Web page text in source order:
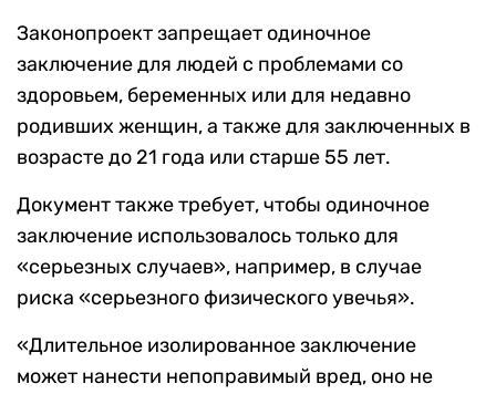
Законопроект запрещает одиночное
заключение для людей с проблемами со
здоровьем, беременных или для недавно
родивших женщин, а также для заключенных в
возрасте до 21 года или старше 55 лет.
Документ также требует, чтобы одиночное
заключение использовалось только для
«серьезных случаев», например, в случае
риска «серьезного физического увечья».
«Длительное изолированное заключение
может нанести непоправимый вред, оно не